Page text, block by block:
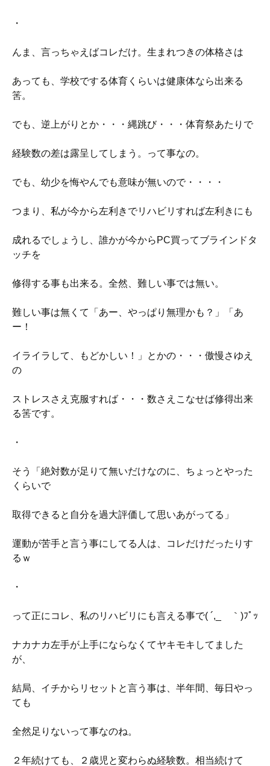
・
んま、言っちゃえばコレだけ。生まれつきの体格さは
あっても、学校でする体育くらいは健康体なら出来る
筈。
でも、逆上がりとか・・・縄跳び・・・体育祭あたりで
経験数の差は露呈してしまう。って事なの。
でも、幼少を悔やんでも意味が無いので・・・・
つまり、私が今から左利きでリハビリすれば左利きにも
成れるでしょうし、誰かが今からPC買ってブラインドタ
ッチを
修得する事も出来る。全然、難しい事では無い。
難しい事は無くて「あー、やっぱり無理かも？」「あ
ー！
イライラして、もどかしい！」とかの・・・傲慢さゆえ
の
ストレスさえ克服すれば・・・数さえこなせば修得出来
る筈です。
・
そう「絶対数が足りて無いだけなのに、ちょっとやった
くらいで
取得できると自分を過大評価して思いあがってる」
運動が苦手と言う事にしてる人は、コレだけだったりす
るｗ
・
って正にコレ、私のリハビリにも言える事で( ´,_ゝ｀)ﾌﾟｯ
ナカナカ左手が上手にならなくてヤキモキしてました
が、
結局、イチからリセットと言う事は、半年間、毎日やっ
ても
全然足りないって事なのね。
２年続けても、２歳児と変わらぬ経験数。相当続けて